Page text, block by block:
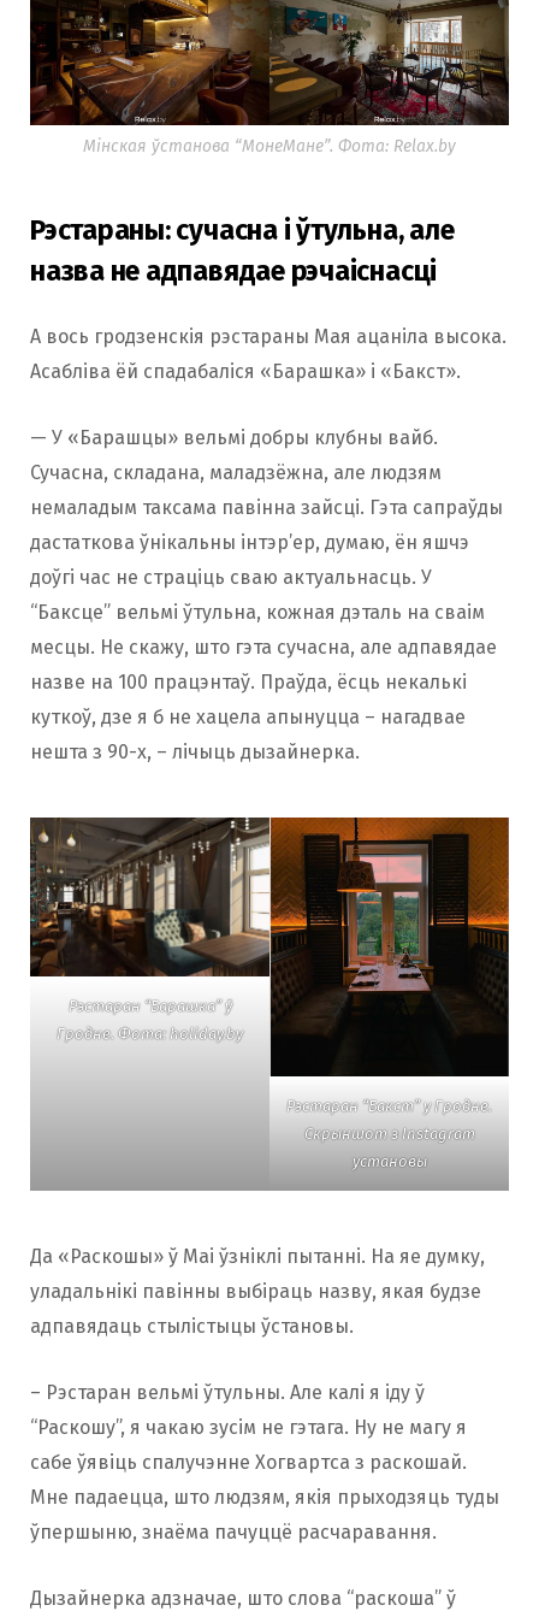
Мінская ўстанова “МонеМане”. Фота: Relax.by
Рэстараны: сучасна і ўтульна, але
назва не адпавядае рэчаіснасці
А вось гродзенскія рэстараны Мая ацаніла высока.
Асабліва ёй спадабаліся «Барашка» і «Бакст».
— У «Барашцы» вельмі добры клубны вайб.
Сучасна, складана, маладзёжна, але людзям
немаладым таксама павінна зайсці. Гэта сапраўды
дастаткова ўнікальны інтэр’ер, думаю, ён яшчэ
доўгі час не страціць сваю актуальнасць. У
“Баксце” вельмі ўтульна, кожная дэталь на сваім
месцы. Не скажу, што гэта сучасна, але адпавядае
назве на 100 працэнтаў. Праўда, ёсць некалькі
куткоў, дзе я б не хацела апынуцца – нагадвае
нешта з 90-х, – лічыць дызайнерка.
Рэстаран “Барашка” ў
Гродне. Фота: holiday.by
Рэстаран “Бакст” у Гродне.
Скрыншот з Instagram
установы
Да «Раскошы» ў Маі ўзніклі пытанні. На яе думку,
уладальнікі павінны выбіраць назву, якая будзе
адпавядаць стылістыцы ўстановы.
– Рэстаран вельмі ўтульны. Але калі я іду ў
“Раскошу”, я чакаю зусім не гэтага. Ну не магу я
сабе ўявіць спалучэнне Хогвартса з раскошай.
Мне падаецца, што людзям, якія прыходзяць туды
ўпершыню, знаёма пачуццё расчаравання.
Дызайнерка адзначае, што слова “раскоша” ў